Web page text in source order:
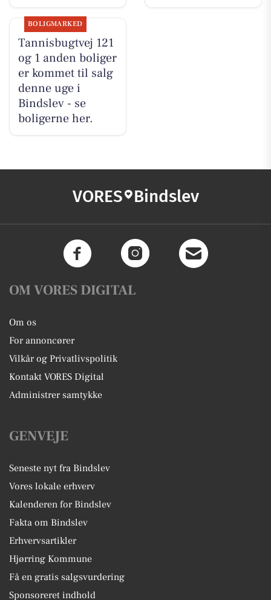
BOLIGMARKED
Tannisbugtvej 121
og 1 anden boliger
er kommet til salg
denne uge i
Bindslev - se
boligerne her.
VORES Bindslev
OM VORES DIGITAL
Om os
For annoncører
Vilkår og Privatlivspolitik
Kontakt VORES Digital
Administrer samtykke
GENVEJE
Seneste nyt fra Bindslev
Vores lokale erhverv
Kalenderen for Bindslev
Fakta om Bindslev
Erhvervsartikler
Hjørring Kommune
Få en gratis salgsvurdering
Sponsoreret indhold